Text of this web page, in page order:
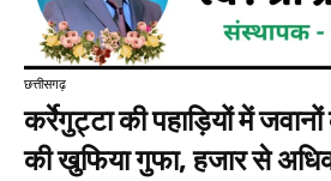
छत्तीसगढ़
कर्रेगुट्टा की पहाड़ियों में
की खुफिया गुफा, हजार से